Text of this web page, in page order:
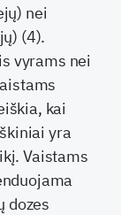
nei
(4).
vyrams nei
kai
yra
Vaistams
dozes